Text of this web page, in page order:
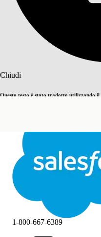
Chiudi
Questo testo è stato tradotto utilizzando
Chiudi Chiudi
1-800-667-6389